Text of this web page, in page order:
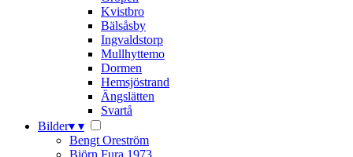
Kvistbro
Bälsåsby
Ingvaldstorp
Mullhyttemo
Dormen
Hemsjöstrand
Ängslätten
Svartå
Bilder▾ ▾
Bengt Oreström
Björn Fura 1973